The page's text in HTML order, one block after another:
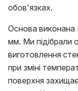
обов'язках.
Основа виконана
мм. Ми підібрали
виготовлення
при зміні
поверхня